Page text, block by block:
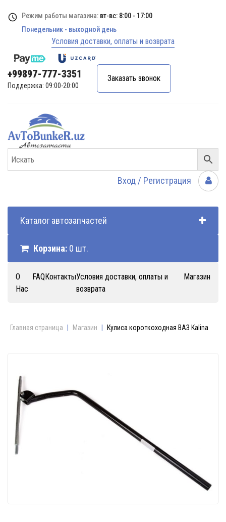
Режим работы магазина: вт-вс: 8:00 - 17:00
Понедельник - выходной день
Условия доставки, оплаты и возврата
+99897-777-3351
Поддержка: 09:00-20:00
Заказать звонок
Вход / Регистрация
Каталог автозапчастей
Корзина: 0 шт.
О
Нас
FAQКонтактыУсловия доставки, оплаты и
возврата
Магазин
Главная страница Магазин Кулиса короткоходная ВАЗ Kalina